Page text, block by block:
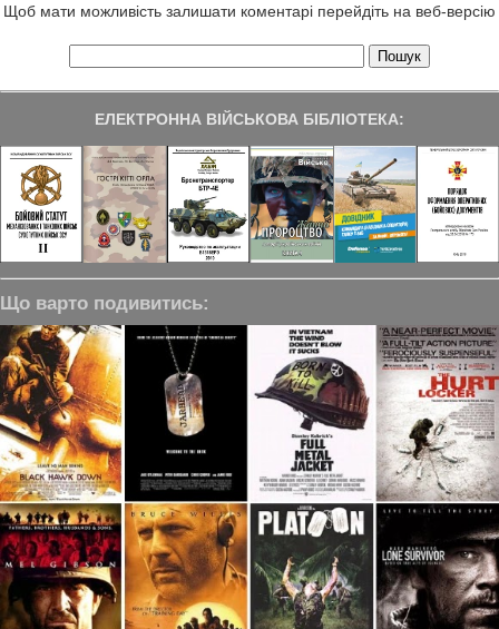
Щоб мати можливість залишати коментарі перейдіть на веб-версію
ЕЛЕКТРОННА ВІЙСЬКОВА БІБЛІОТЕКА:
Що варто подивитись: